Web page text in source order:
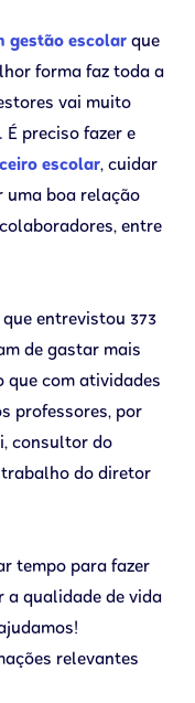
gestão escolar que
forma faz toda a
vai muito
preciso fazer e
escolar, cuidar
uma boa relação
entre
entrevistou 373
de gastar mais
que com atividades
professores, por
consultor do
do diretor
tempo para fazer
a qualidade de vida
relevantes